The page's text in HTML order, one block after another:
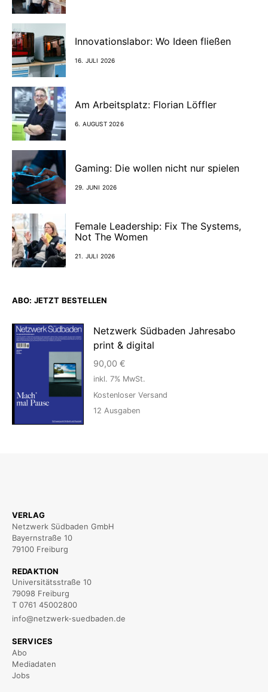
Innovationslabor: Wo Ideen fließen
16. JULI 2026
Am Arbeitsplatz: Florian Löffler
6. AUGUST 2026
Gaming: Die wollen nicht nur spielen
29. JUNI 2026
Female Leadership: Fix The Systems,
Not The Women
21. JULI 2026
ABO: JETZT BESTELLEN
Netzwerk Südbaden Jahresabo
print & digital
90,00 €
inkl. 7% MwSt.
Kostenloser Versand
12 Ausgaben
VERLAG
Netzwerk Südbaden GmbH
Bayernstraße 10
79100 Freiburg
REDAKTION
Universitätsstraße 10
79098 Freiburg
T 0761 45002800
info@netzwerk-suedbaden.de
SERVICES
Abo
Mediadaten
Jobs